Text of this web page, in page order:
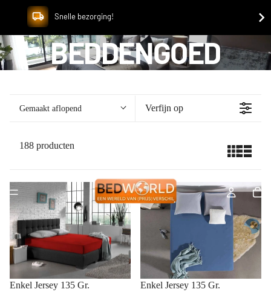
Snelle bezorging!
BEDDENGOED
Gemaakt aflopend Verfijn op
188 producten
Enkel Jersey 135 Gr.
Enkel Jersey 135 Gr.